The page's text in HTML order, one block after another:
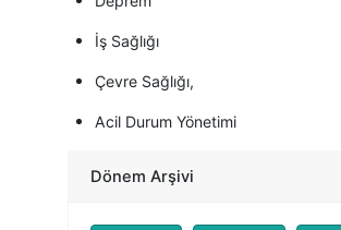
İş Sağlığı
Çevre Sağlığı,
Acil Durum Yönetimi
Dönem Arşivi